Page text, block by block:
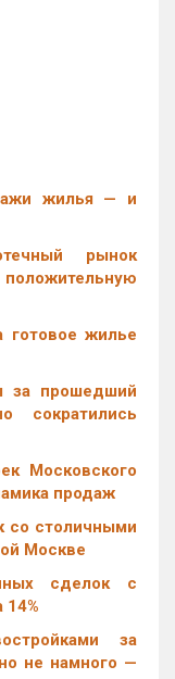
жилья — и
рынок
готовое жилье
за прошедший
сократились
Московского
продаж
со столичными
Москве
сделок с
14%
за
не намного —